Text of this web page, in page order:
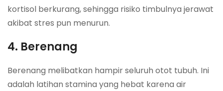
kortisol berkurang, sehingga risiko timbulnya jerawat
akibat stres pun menurun.
4. Berenang
Berenang melibatkan hampir seluruh otot tubuh. Ini
adalah latihan stamina yang hebat karena air